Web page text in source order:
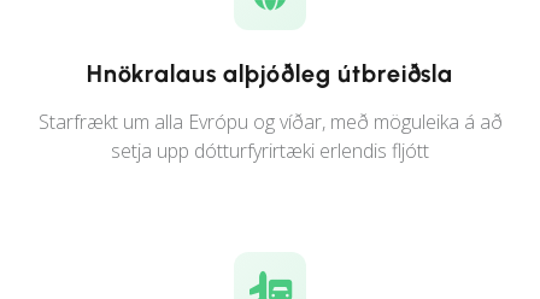
Hnökralaus alþjóðleg útbreiðsla
Starfrækt um alla Evrópu og víðar, með möguleika á að
setja upp dótturfyrirtæki erlendis fljótt